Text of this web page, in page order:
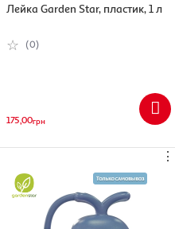
Лейка Garden Star, пластик, 1 л
(0)
175,00грн
⋮